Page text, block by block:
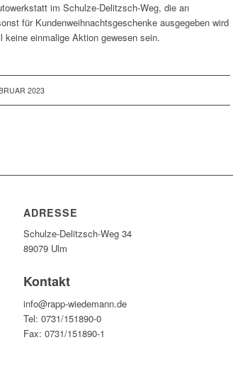
im Schulze-Delitzsch-Weg, die an
für Kundenweihnachtsgeschenke ausgegeben wird
einmalige Aktion gewesen sein.
2023
ADRESSE
Schulze-Delitzsch-Weg 34
89079 Ulm
Kontakt
info@rapp-wiedemann.de
Tel: 0731/151890-0
Fax: 0731/151890-1